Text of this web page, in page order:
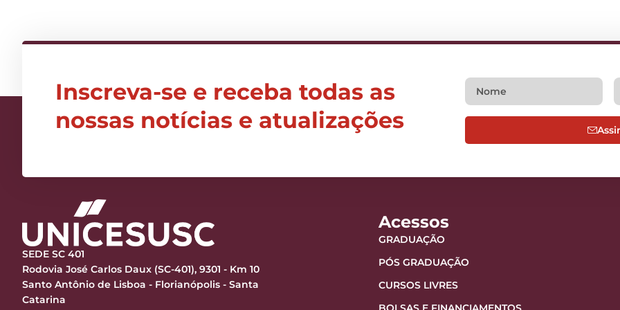
Inscreva-se e receba todas as
nossas notícias e atualizações
SEDE SC 401
Rodovia José Carlos Daux (SC-401), 9301 - Km 10
Santo Antônio de Lisboa - Florianópolis - Santa
Catarina
Acessos
GRADUAÇÃO
PÓS GRADUAÇÃO
CURSOS LIVRES